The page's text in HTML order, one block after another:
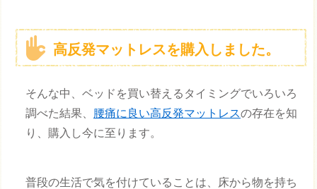
高反発マットレスを購入しました。
そんな中、ベッドを買い替えるタイミングでいろいろ
調べた結果、 腰痛に良い高反発マットレスの存在を知
り、購入し今に至ります。
普段の生活で気を付けていることは、床から物を持ち